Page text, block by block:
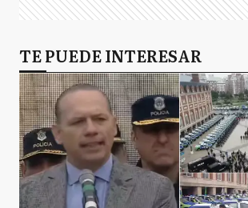
R Ramallo
R Rojas
S Salto
TE PUEDE INTERESAR